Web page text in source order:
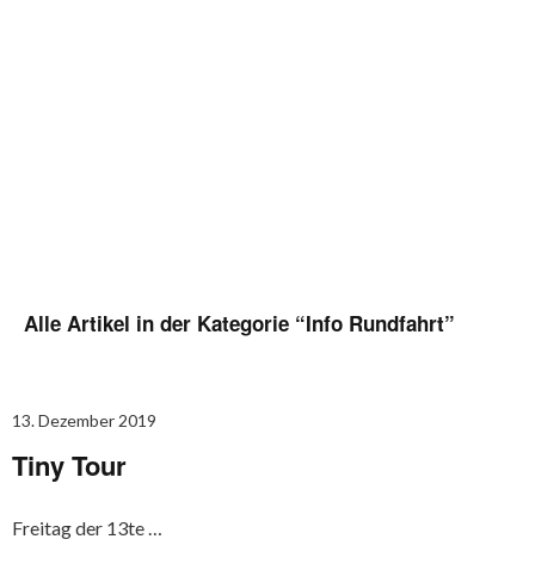
Alle Artikel in der Kategorie “Info Rundfahrt”
13. Dezember 2019
Tiny Tour
Freitag der 13te …